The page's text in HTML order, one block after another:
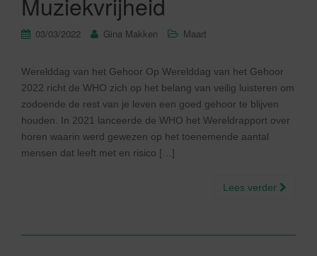
03/03/2022 Gina Makken Maart
Werelddag van het Gehoor Op Werelddag van het Gehoor
2022 richt de WHO zich op het belang van veilig luisteren om
zodoende de rest van je leven een goed gehoor te blijven
houden. In 2021 lanceerde de WHO het Wereldrapport over
horen waarin werd gewezen op het toenemende aantal
mensen dat leeft met en risico […]
Lees verder